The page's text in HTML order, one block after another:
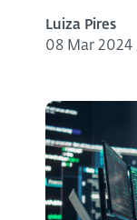
Luiza Pires
08 Mar 2024